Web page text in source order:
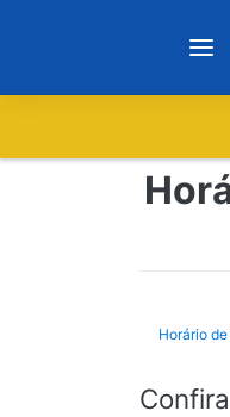
Notícias
São Paulo
Horário